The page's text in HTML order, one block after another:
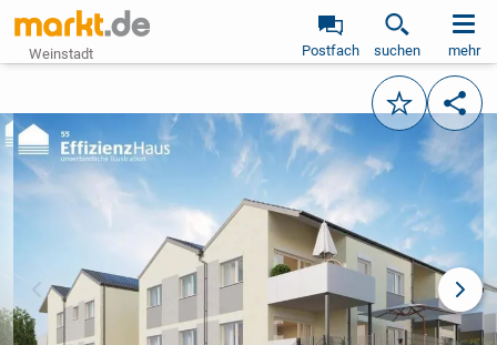
Weinstadt Postfach suchen mehr
Merken
vorheriges Bild